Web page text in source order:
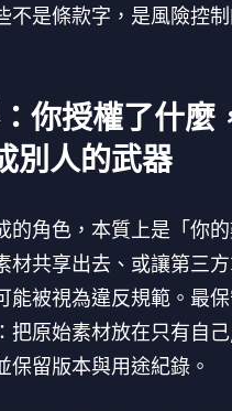
不是條款字，是風險控
你授權了什麼
別人的武器
的角色，本質上是「你
材共享出去、或讓第三
能被視為違反規範。最
把原始素材放在只有自
保留版本與用途紀錄。